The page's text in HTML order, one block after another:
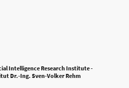
Intelligence Research Institute -
Dr.-Ing. Sven-Volker Rehm